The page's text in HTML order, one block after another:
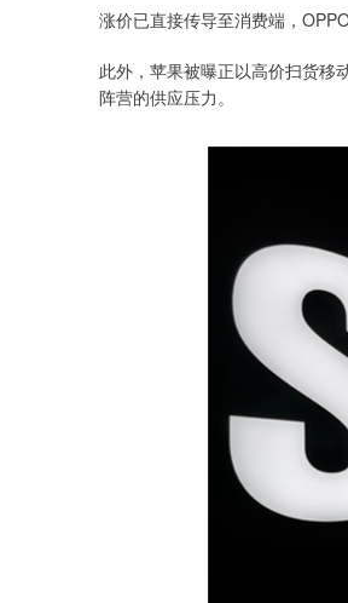
涨价已直接传导至消费端，
此外，苹果被曝正以高价扫货移
阵营的供应压力。